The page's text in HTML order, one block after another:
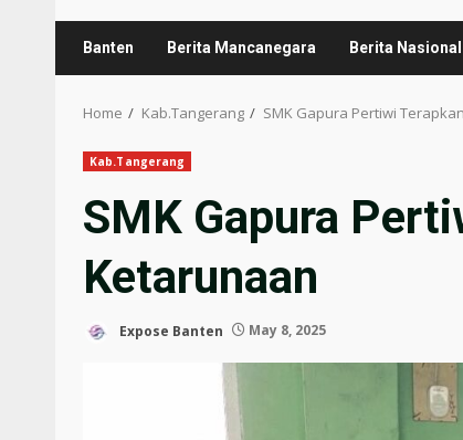
Banten Berita Mancanegara Berita Nasional
Home Kab.Tangerang SMK Gapura Pertiwi
Kab.Tangerang
SMK Gapura
Ketarunaan
Expose Banten May 8, 2025